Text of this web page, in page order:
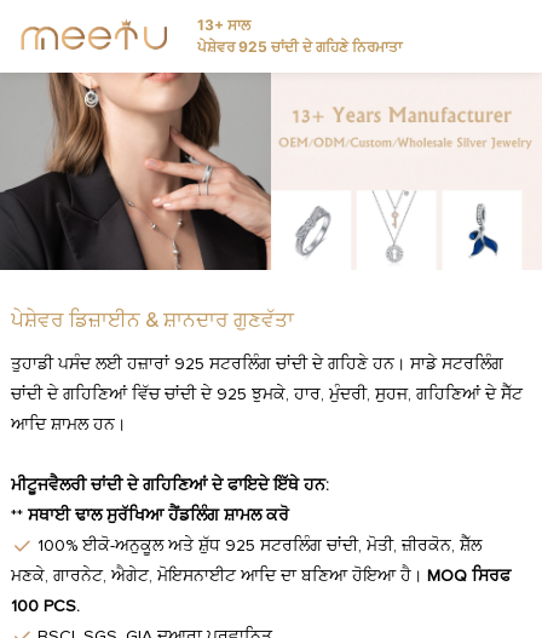
13+ ਸਾਲ
ਪੇਸ਼ੇਵਰ 925 ਚਾਂਦੀ ਦੇ ਗਹਿਣੇ ਨਿਰਮਾਤਾ
ਪੇਸ਼ੇਵਰ ਡਿਜ਼ਾਈਨ & ਸ਼ਾਨਦਾਰ ਗੁਣਵੱਤਾ
ਤੁਹਾਡੀ ਪਸੰਦ ਲਈ ਹਜ਼ਾਰਾਂ 925 ਸਟਰਲਿੰਗ ਚਾਂਦੀ ਦੇ ਗਹਿਣੇ ਹਨ। ਸਾਡੇ ਸਟਰਲਿੰਗ
ਚਾਂਦੀ ਦੇ ਗਹਿਣਿਆਂ ਵਿੱਚ ਚਾਂਦੀ ਦੇ 925 ਝੁਮਕੇ, ਹਾਰ, ਮੁੰਦਰੀ, ਸੁਹਜ, ਗਹਿਣਿਆਂ ਦੇ ਸੈੱਟ
ਆਦਿ ਸ਼ਾਮਲ ਹਨ।
ਮੀਟੂਜਵੈਲਰੀ ਚਾਂਦੀ ਦੇ ਗਹਿਣਿਆਂ ਦੇ ਫਾਇਦੇ ਇੱਥੇ ਹਨ:
** ਸਥਾਈ ਢਾਲ ਸੁਰੱਖਿਆ ਹੈਂਡਲਿੰਗ ਸ਼ਾਮਲ ਕਰੋ
100% ਈਕੋ-ਅਨੁਕੂਲ ਅਤੇ ਸ਼ੁੱਧ 925 ਸਟਰਲਿੰਗ ਚਾਂਦੀ, ਮੋਤੀ, ਜ਼ੀਰਕੋਨ, ਸ਼ੈੱਲ
ਮਣਕੇ, ਗਾਰਨੇਟ, ਐਗੇਟ, ਮੋਇਸਨਾਈਟ ਆਦਿ ਦਾ ਬਣਿਆ ਹੋਇਆ ਹੈ। MOQ ਸਿਰਫ
100 PCS.